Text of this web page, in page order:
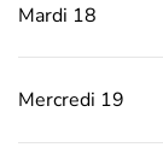
Mardi 18
Mercredi 19